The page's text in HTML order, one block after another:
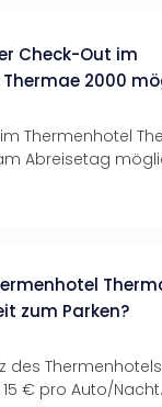
Check-Out im
2000
Thermenhotel
am Abreisetag
zum Parken?
des
€ pro Auto/Nacht.